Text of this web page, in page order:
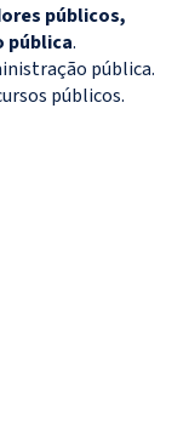
públicos,
pública.
pública.
públicos.